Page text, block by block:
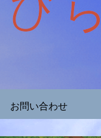
お問い合わせ